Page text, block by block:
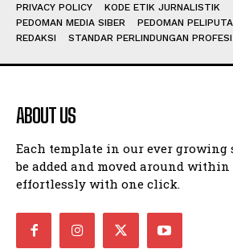
PRIVACY POLICY
KODE ETIK JURNALISTIK
PEDOMAN MEDIA SIBER
PEDOMAN
REDAKSI
STANDAR PERLINDUNGAN
ABOUT US
Each template in our ever
be added and moved around within
effortlessly with one click.